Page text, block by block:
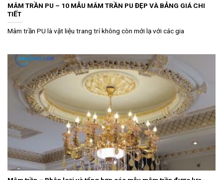
MÂM TRẦN PU – 10 MẪU MÂM TRẦN PU ĐẸP VÀ BẢNG GIÁ CHI
TIẾT
Mâm trần PU là vật liệu trang trí không còn mới lạ với các gia